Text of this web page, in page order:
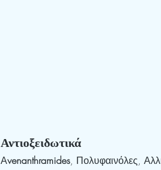
Αντιοξειδωτικά
Αvenanthramides, Πολυφαινόλες,